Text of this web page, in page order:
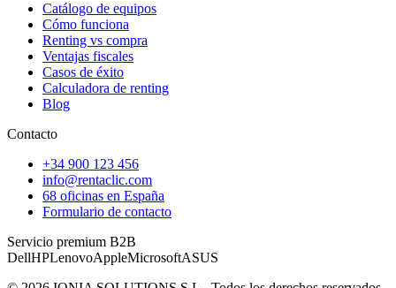
Catálogo de equipos
Cómo funciona
Renting vs compra
Ventajas fiscales
Casos de éxito
Calculadora de renting
Blog
Contacto
+34 900 123 456
info@rentaclic.com
68 oficinas en España
Formulario de contacto
Servicio premium B2B
DellHPLenovoAppleMicrosoftASUS